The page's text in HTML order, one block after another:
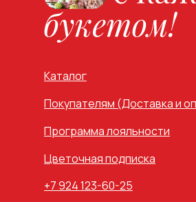
Каталог
Покупателям (Доставка и
Программа лояльности
Цветочная подписка
+7 924 123-60-25